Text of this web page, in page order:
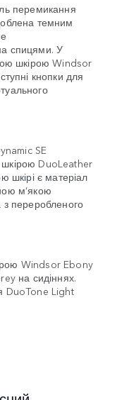
перемикання
темним
спицями. У
шкірою Windsor
кнопки для
SE
шкірою DuoLeather
шкірі є матеріал
м’якою
переробленого
Windsor Ebony
на сидіннях.
DuoTone Light